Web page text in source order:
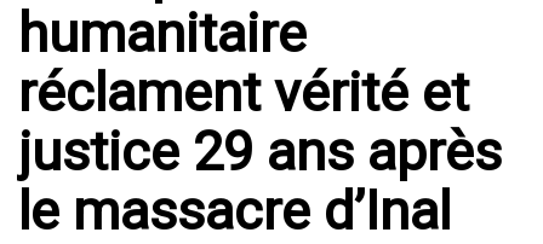
humanitaire
réclament vérité et
justice 29 ans après
le massacre d’Inal